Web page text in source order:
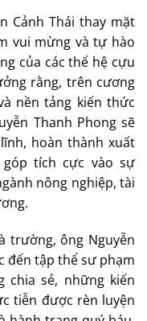
Cảnh Thái thay mặt
vui mừng và tự hào
của các thế hệ cựu
rằng, trên cương
nền tảng kiến thức
Thanh Phong sẽ
hoàn thành xuất
tích cực vào sự
nông nghiệp, tài
trường, ông Nguyễn
đến tập thể sư phạm
chia sẻ, những kiến
tiễn được rèn luyện